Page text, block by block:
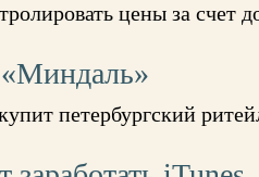
цены за счет
«Миндаль»
петербургский